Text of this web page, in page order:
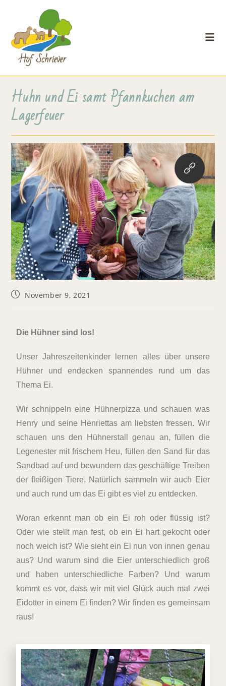
Huhn und Ei samt Pfannkuchen am
Lagerfeuer
November 9, 2021
Die Hühner sind los!
Unser Jahreszeitenkinder lernen alles über unsere
Hühner und endecken spannendes rund um das
Thema Ei.
Wir schnippeln eine Hühnerpizza und schauen was
Henry und seine Henriettas am liebsten fressen. Wir
schauen uns den Hühnerstall genau an, füllen die
Legenester mit frischem Heu, füllen den Sand für das
Sandbad auf und bewundern das geschäftige Treiben
der fleißigen Tiere. Natürlich sammeln wir auch Eier
und auch rund um das Ei gibt es viel zu entdecken.
Woran erkennt man ob ein Ei roh oder flüssig ist?
Oder wie stellt man fest, ob ein Ei hart gekocht oder
noch weich ist? Wie sieht ein Ei nun von innen genau
aus? Und warum sind die Eier unterschiedlich groß
und haben unterschiedliche Farben? Und warum
kommt es vor, dass wir mit viel Glück auch mal zwei
Eidotter in einem Ei finden? Wir finden es gemeinsam
raus!